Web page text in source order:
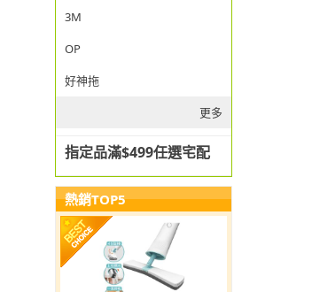
3M
OP
好神拖
更多
指定品滿$499任選宅配
熱銷TOP5